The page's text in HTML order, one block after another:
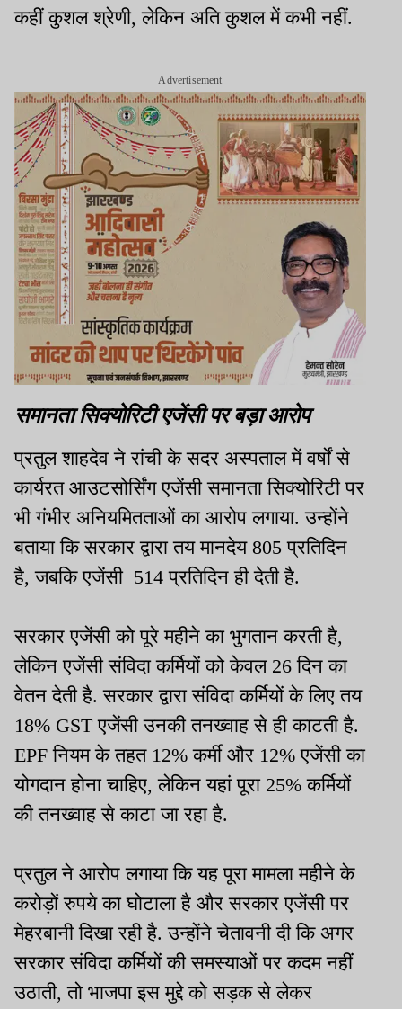
कहीं कुशल श्रेणी, लेकिन अति कुशल में कभी नहीं.
Advertisement
समानता सिक्योरिटी एजेंसी पर बड़ा आरोप
प्रतुल शाहदेव ने रांची के सदर अस्पताल में वर्षों से
कार्यरत आउटसोर्सिंग एजेंसी समानता सिक्योरिटी पर
भी गंभीर अनियमितताओं का आरोप लगाया. उन्होंने
बताया कि सरकार द्वारा तय मानदेय 805 प्रतिदिन
है, जबकि एजेंसी 514 प्रतिदिन ही देती है.
सरकार एजेंसी को पूरे महीने का भुगतान करती है,
लेकिन एजेंसी संविदा कर्मियों को केवल 26 दिन का
वेतन देती है. सरकार द्वारा संविदा कर्मियों के लिए तय
18% GST एजेंसी उनकी तनख्वाह से ही काटती है.
EPF नियम के तहत 12% कर्मी और 12% एजेंसी का
योगदान होना चाहिए, लेकिन यहां पूरा 25% कर्मियों
की तनख्वाह से काटा जा रहा है.
प्रतुल ने आरोप लगाया कि यह पूरा मामला महीने के
करोड़ों रुपये का घोटाला है और सरकार एजेंसी पर
मेहरबानी दिखा रही है. उन्होंने चेतावनी दी कि अगर
सरकार संविदा कर्मियों की समस्याओं पर कदम नहीं
उठाती, तो भाजपा इस मुद्दे को सड़क से लेकर